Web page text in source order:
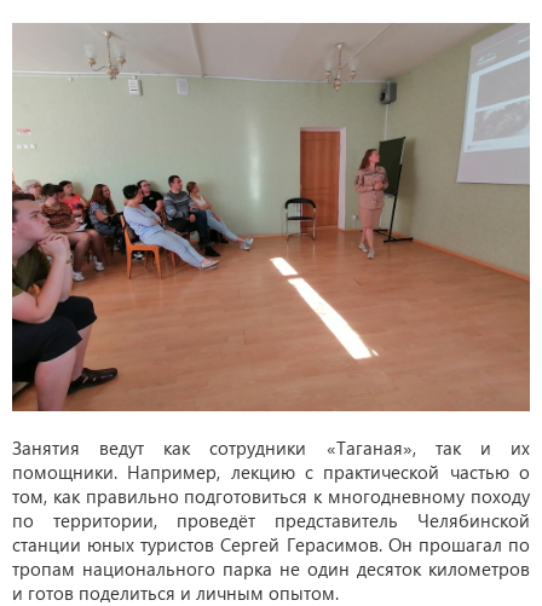
Занятия ведут как сотрудники «Таганая», так и их
помощники. Например, лекцию с практической частью о
том, как правильно подготовиться к многодневному походу
по территории, проведёт представитель Челябинской
станции юных туристов Сергей Герасимов. Он прошагал по
тропам национального парка не один десяток километров
и готов поделиться и личным опытом.